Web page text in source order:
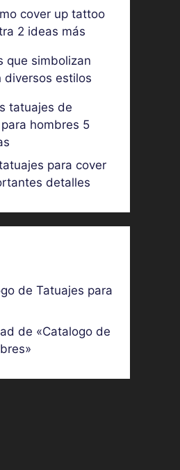
cover up tattoo
2 ideas más
que simbolizan
diversos estilos
tatuajes de
hombres 5
para cover
detalles
de Tatuajes para
de «Catalogo de